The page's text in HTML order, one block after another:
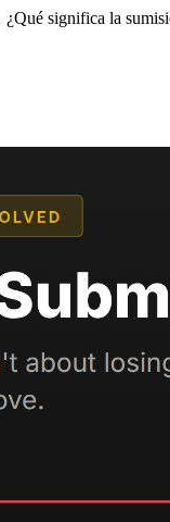
¿Qué significa la